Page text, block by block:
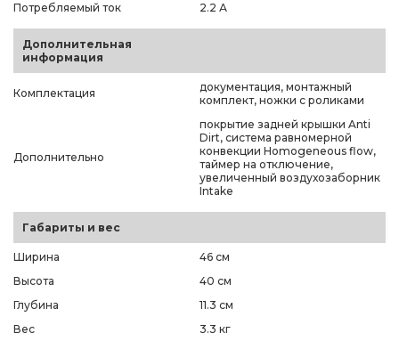
Потребляемый ток
2.2 А
Дополнительная
информация
Комплектация
документация, монтажный
комплект, ножки с роликами
Дополнительно
покрытие задней крышки Anti
Dirt, система равномерной
конвекции Homogeneous flow,
таймер на отключение,
увеличенный воздухозаборник
Intake
Габариты и вес
Ширина
46 см
Высота
40 см
Глубина
11.3 см
Вес
3.3 кг